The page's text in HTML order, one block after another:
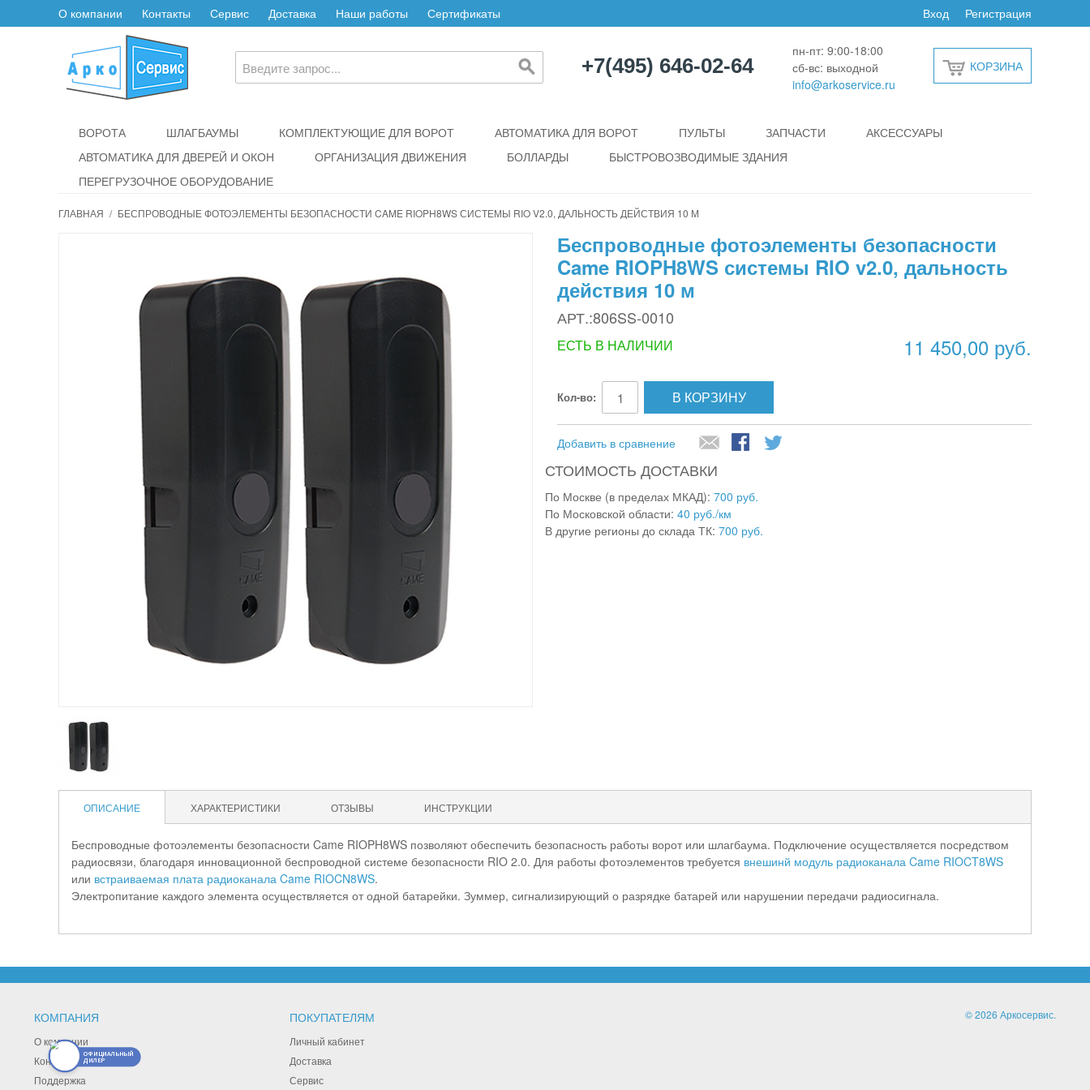
О компании Контакты Сервис Доставка Наши работы Сертификаты Регистрация
Вход
+7(495) 646-02-64
пн-пт: 9:00-18:00
сб-вс: выходной
info@arkoservice.ru
КОРЗИНА
ВОРОТА ШЛАГБАУМЫ КОМПЛЕКТУЮЩИЕ ДЛЯ ВОРОТ АВТОМАТИКА ДЛЯ ВОРОТ ПУЛЬТЫ ЗАПЧАСТИ
АКСЕССУАРЫ
АВТОМАТИКА ДЛЯ ДВЕРЕЙ И ОКОН
ОРГАНИЗАЦИЯ ДВИЖЕНИЯ БОЛЛАРДЫ
БЫСТРОВОЗВОДИМЫЕ ЗДАНИЯ
ПЕРЕГРУЗОЧНОЕ ОБОРУДОВАНИЕ
ГЛАВНАЯ / БЕСПРОВОДНЫЕ ФОТОЭЛЕМЕНТЫ БЕЗОПАСНОСТИ CAME RIOPH8WS СИСТЕМЫ RIO V2.0, ДАЛЬНОСТЬ ДЕЙСТВИЯ 10 М
Беспроводные фотоэлементы безопасности
Came RIOPH8WS системы RIO v2.0, дальность
действия 10 м
АРТ.:806SS-0010
11 450,00 руб.
ЕСТЬ В НАЛИЧИИ
Кол-во: В КОРЗИНУ
Добавить в сравнение
СТОИМОСТЬ ДОСТАВКИ
По Москве (в пределах МКАД): 700 руб.
По Московской области: 40 руб./км
В другие регионы до склада ТК: 700 руб.
ОПИСАНИЕ ХАРАКТЕРИСТИКИ ОТЗЫВЫ ИНСТРУКЦИИ
Беспроводные фотоэлементы безопасности Came RIOPH8WS позволяют обеспечить безопасность работы ворот или шлагбаума. Подключение осуществляется посредством
радиосвязи, благодаря инновационной беспроводной системе безопасности RIO 2.0. Для работы фотоэлементов требуется внешинй модуль радиоканала Came RIOCT8WS
или встраиваемая плата радиоканала Came RIOCN8WS.
Электропитание каждого элемента осуществляется от одной батарейки. Зуммер, сигнализирующий о разрядке батарей или нарушении передачи радиосигнала.
КОМПАНИЯ
О компании
Контакты
Поддержка
ПОКУПАТЕЛЯМ
Личный кабинет
Доставка
Сервис
© 2026 Аркосервис.
ОФИЦИАЛЬНЫЙ
ДИЛЕР